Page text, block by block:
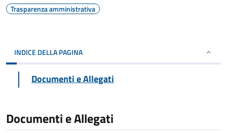
Trasparenza amministrativa
INDICE DELLA PAGINA
Documenti e Allegati
Documenti e Allegati